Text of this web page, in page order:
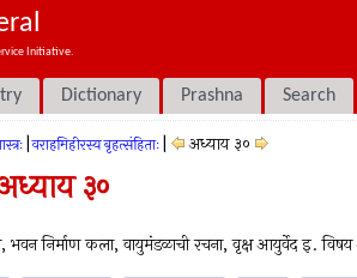
Initiative.
Dictionary Prashna Search
वराहमिहीरस्य बृहत्संहिताः अध्याय ३०
३०
भवन निर्माण कला, वायुमंडळाची रचना, वृक्ष आयुर्वेद इ.